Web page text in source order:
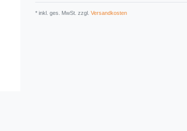
* inkl. ges. MwSt. zzgl. Versandkosten